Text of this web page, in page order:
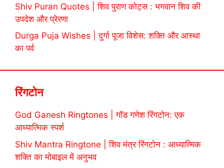
Shiv Puran Quotes | शिव पुराण कोट्स : भगवान शिव की
उपदेश और प्रेरणा
Durga Puja Wishes | दुर्गा पूजा विशेस: शक्ति और आस्था
का पर्व
रिंगटोन
God Ganesh Ringtones | गॉड गणेश रिंगटोन: एक
आध्यात्मिक स्पर्श
Shiv Mantra Ringtone | शिव मंत्र रिंगटोन : आध्यात्मिक
शक्ति का मोबाइल में अनुभव